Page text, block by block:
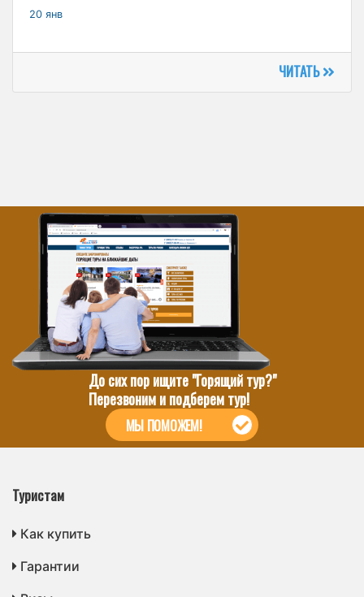
20 янв
ЧИТАТЬ
До сих пор ищите "Горящий тур?"
Перезвоним и подберем тур!
МЫ ПОМОЖЕМ!
Туристам
Как купить
Гарантии